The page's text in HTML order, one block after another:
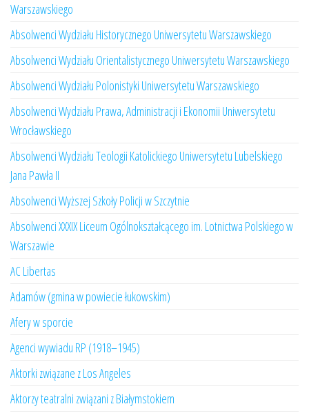
Warszawskiego
Absolwenci Wydziału Historycznego Uniwersytetu Warszawskiego
Absolwenci Wydziału Orientalistycznego Uniwersytetu Warszawskiego
Absolwenci Wydziału Polonistyki Uniwersytetu Warszawskiego
Absolwenci Wydziału Prawa, Administracji i Ekonomii Uniwersytetu
Wrocławskiego
Absolwenci Wydziału Teologii Katolickiego Uniwersytetu Lubelskiego
Jana Pawła II
Absolwenci Wyższej Szkoły Policji w Szczytnie
Absolwenci XXXIX Liceum Ogólnokształcącego im. Lotnictwa Polskiego w
Warszawie
AC Libertas
Adamów (gmina w powiecie łukowskim)
Afery w sporcie
Agenci wywiadu RP (1918–1945)
Aktorki związane z Los Angeles
Aktorzy teatralni związani z Białymstokiem